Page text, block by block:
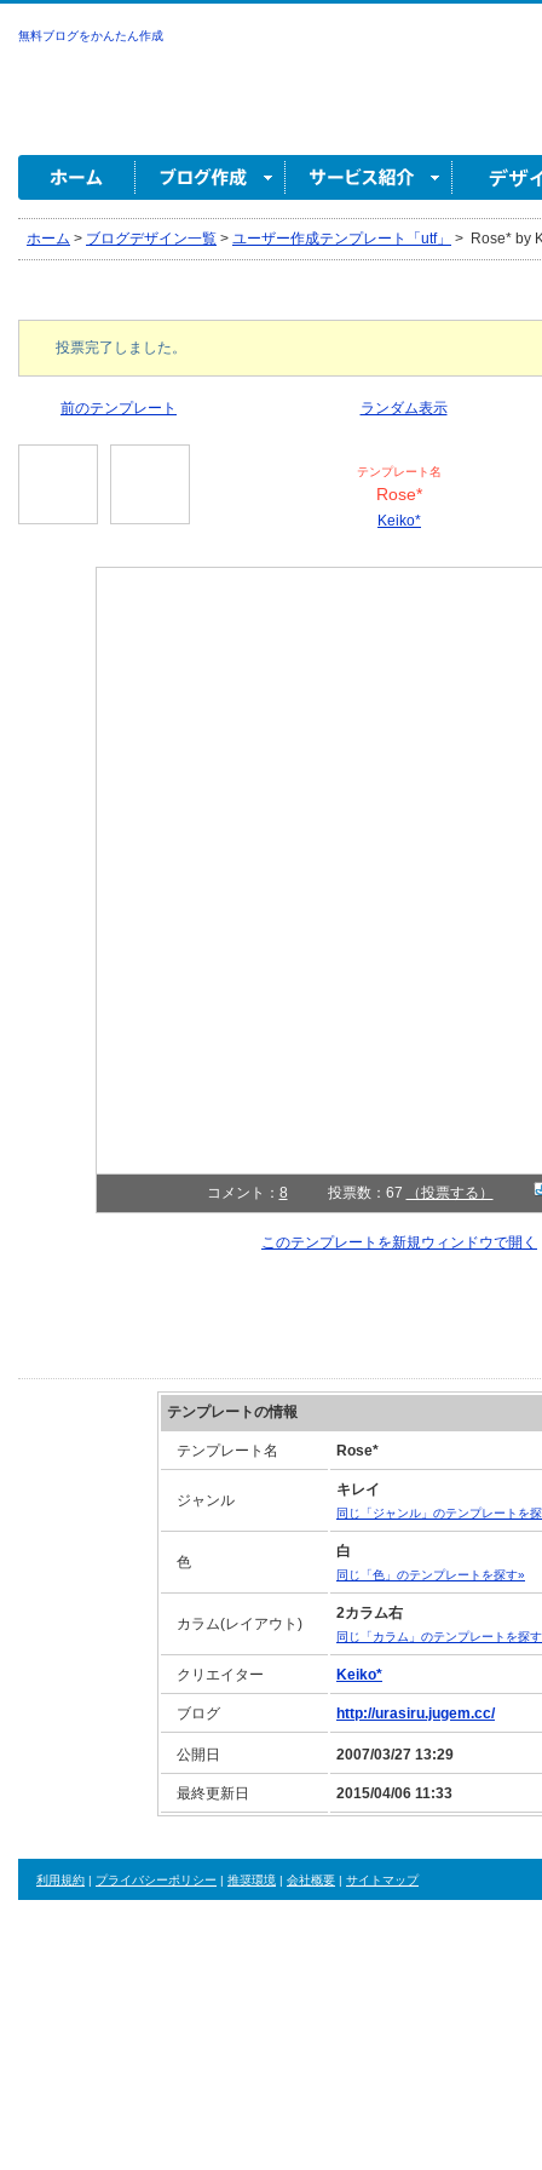
無料ブログをかんたん作成
ホーム > ブログデザイン一覧 > ユーザー作成テンプレート「utf」 > Rose* by
投票完了しました。
前のテンプレート ランダム表示
テンプレート名
Rose*
Keiko*
コメント： 8 投票数：67 （投票する）
このテンプレートを新規ウィンドウで開く
テンプレートの情報
テンプレート名 Rose*
ジャンル
キレイ
同じ「ジャンル」のテンプレートを
色
白
同じ「色」のテンプレートを探す»
カラム(レイアウト)
2カラム右
同じ「カラム」のテンプレートを探
クリエイター Keiko*
ブログ http://urasiru.jugem.cc/
公開日 2007/03/27 13:29
最終更新日 2015/04/06 11:33
利用規約 | プライバシーポリシー | 推奨環境 | 会社概要 | サイトマップ